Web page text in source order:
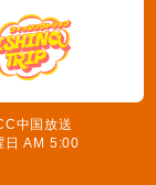
中国放送
日 AM 5:00